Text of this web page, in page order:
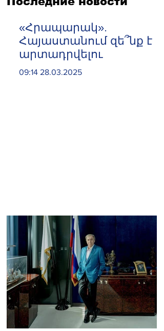
«Հրապարակ».
Հայաստանում զե՞նք է
արտադրվելու
09:14 28.03.2025